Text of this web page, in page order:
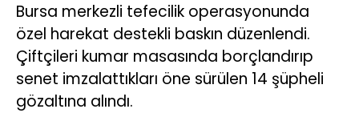
Bursa merkezli tefecilik operasyonunda
özel harekat destekli baskın düzenlendi.
Çiftçileri kumar masasında borçlandırıp
senet imzalattıkları öne sürülen 14 şüpheli
gözaltına alındı.